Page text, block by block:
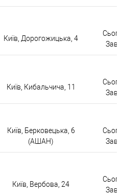
Київ, Дорогожицька, 4
Київ, Кибальчича, 11
Київ, Берковецька, 6
(АШАН)
Київ, Вербова, 24